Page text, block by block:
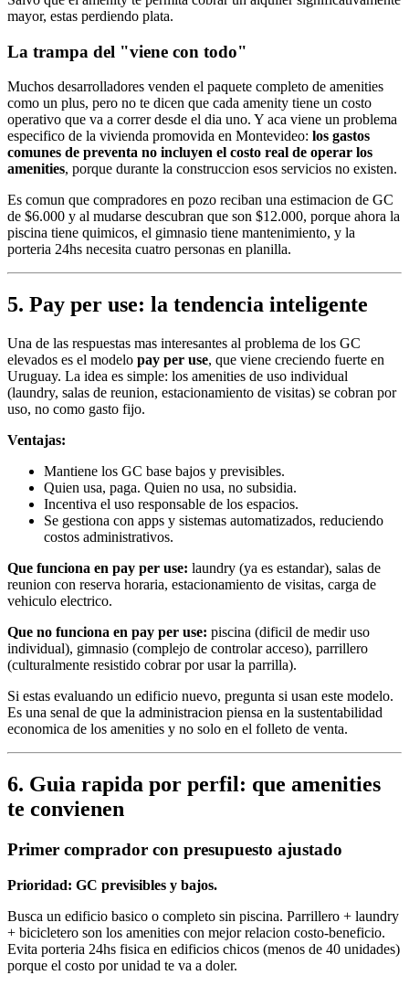
mayor, estas perdiendo plata.
La trampa del "viene con todo"
Muchos desarrolladores venden el paquete completo de amenities
como un plus, pero no te dicen que cada amenity tiene un costo
operativo que va a correr desde el dia uno. Y aca viene un problema
especifico de la vivienda promovida en Montevideo: los gastos
comunes de preventa no incluyen el costo real de operar los
amenities, porque durante la construccion esos servicios no existen.
Es comun que compradores en pozo reciban una estimacion de GC
de $6.000 y al mudarse descubran que son $12.000, porque ahora la
piscina tiene quimicos, el gimnasio tiene mantenimiento, y la
porteria 24hs necesita cuatro personas en planilla.
5. Pay per use: la tendencia inteligente
Una de las respuestas mas interesantes al problema de los GC
elevados es el modelo pay per use, que viene creciendo fuerte en
Uruguay. La idea es simple: los amenities de uso individual
(laundry, salas de reunion, estacionamiento de visitas) se cobran por
uso, no como gasto fijo.
Ventajas:
Mantiene los GC base bajos y previsibles.
Quien usa, paga. Quien no usa, no subsidia.
Incentiva el uso responsable de los espacios.
Se gestiona con apps y sistemas automatizados, reduciendo
costos administrativos.
Que funciona en pay per use: laundry (ya es estandar), salas de
reunion con reserva horaria, estacionamiento de visitas, carga de
vehiculo electrico.
Que no funciona en pay per use: piscina (dificil de medir uso
individual), gimnasio (complejo de controlar acceso), parrillero
(culturalmente resistido cobrar por usar la parrilla).
Si estas evaluando un edificio nuevo, pregunta si usan este modelo.
Es una senal de que la administracion piensa en la sustentabilidad
economica de los amenities y no solo en el folleto de venta.
6. Guia rapida por perfil: que amenities
te convienen
Primer comprador con presupuesto ajustado
Prioridad: GC previsibles y bajos.
Busca un edificio basico o completo sin piscina. Parrillero + laundry
+ bicicletero son los amenities con mejor relacion costo-beneficio.
Evita porteria 24hs fisica en edificios chicos (menos de 40 unidades)
porque el costo por unidad te va a doler.